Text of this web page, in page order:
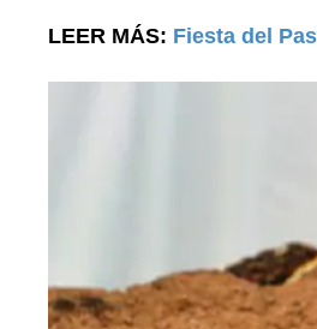
LEER MÁS: Fiesta del